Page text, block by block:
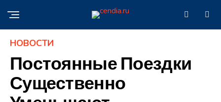
НОВОСТИ
Постоянные Поездки
Существенно